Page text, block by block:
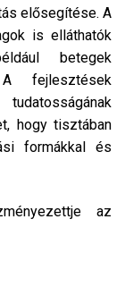
elősegítése. A
is elláthatók
betegek
fejlesztések
hogy tisztában
formákkal és
az